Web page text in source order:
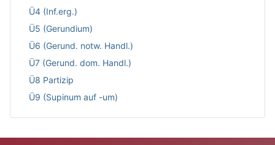
Ü4 (Inf.erg.)
Ü5 (Gerundium)
Ü6 (Gerund. notw. Handl.)
Ü7 (Gerund. dom. Handl.)
Ü8 Partizip
Ü9 (Supinum auf -um)